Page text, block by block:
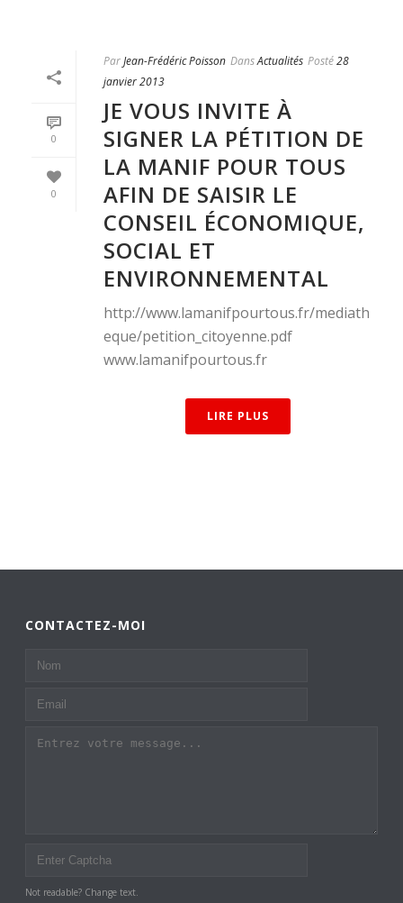
0
0
ParJean-Frédéric Poisson DansActualités Posté28
janvier 2013
JE VOUS INVITE À
SIGNER LA PÉTITION DE
LA MANIF POUR TOUS
AFIN DE SAISIR LE
CONSEIL ÉCONOMIQUE,
SOCIAL ET
ENVIRONNEMENTAL
http://www.lamanifpourtous.fr/mediath
eque/petition_citoyenne.pdf
www.lamanifpourtous.fr
LIRE PLUS
CONTACTEZ-MOI
Not readable? Change text.